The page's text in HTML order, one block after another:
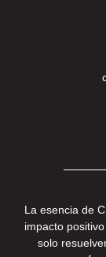
La esencia de
impacto
solo